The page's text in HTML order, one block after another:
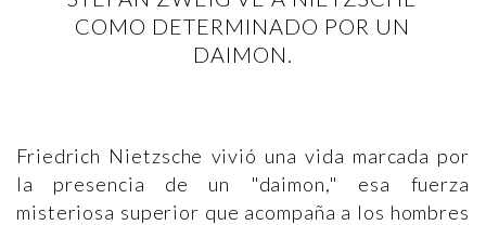
COMO DETERMINADO POR UN
DAIMON.
Friedrich Nietzsche vivió una vida marcada por
la presencia de un "daimon," esa fuerza
misteriosa superior que acompaña a los hombres